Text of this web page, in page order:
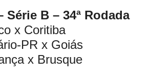
Série B – 34ª Rodada
x Coritiba
PR x Goiás
x Brusque